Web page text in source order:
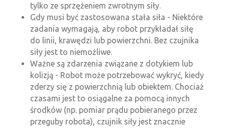
tylko ze sprzężeniem zwrotnym siły.
Gdy musi być zastosowana stała siła - Niektóre
zadania wymagają, aby robot przykładał siłę
do linii, krawędzi lub powierzchni. Bez czujnika
siły jest to niemożliwe.
Ważne są zdarzenia związane z dotykiem lub
kolizją - Robot może potrzebować wykryć, kiedy
zderzy się z powierzchnią lub obiektem. Chociaż
czasami jest to osiągalne za pomocą innych
środków (np. pomiar prądu pobieranego przez
przeguby robota), czujnik siły jest znacznie